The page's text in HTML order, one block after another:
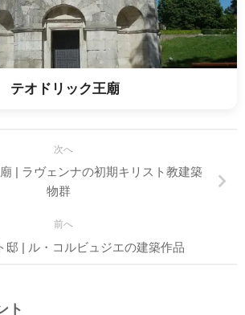
テオドリック王廟
次へ
| ラヴェンナの初期キリスト教建築
物群
前へ
邸 | ル・コルビュジエの建築作品
ト